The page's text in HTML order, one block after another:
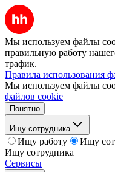
Мы используем файлы
правильную работу
трафик.
Правила использования
Мы используем файлы
файлов cookie
Понятно
Ищу сотрудника
Ищу работу
Ищу
Ищу сотрудника
Сервисы